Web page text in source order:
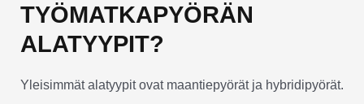
TYÖMATKAPYÖRÄN
ALATYYPIT?
Yleisimmät alatyypit ovat maantiepyörät ja hybridipyörät.